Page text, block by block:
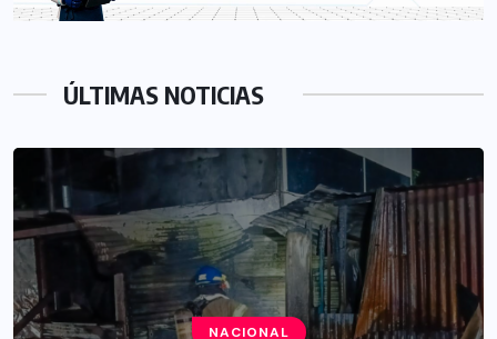
ÚLTIMAS NOTICIAS
NACIONAL